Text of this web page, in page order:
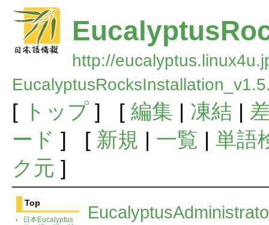
http://
[ トップ] [ 編集 | 凍結 |
ード ] [ 新規 | 一覧 | 単語
ク元 ]
Top
日本Eucalyptus